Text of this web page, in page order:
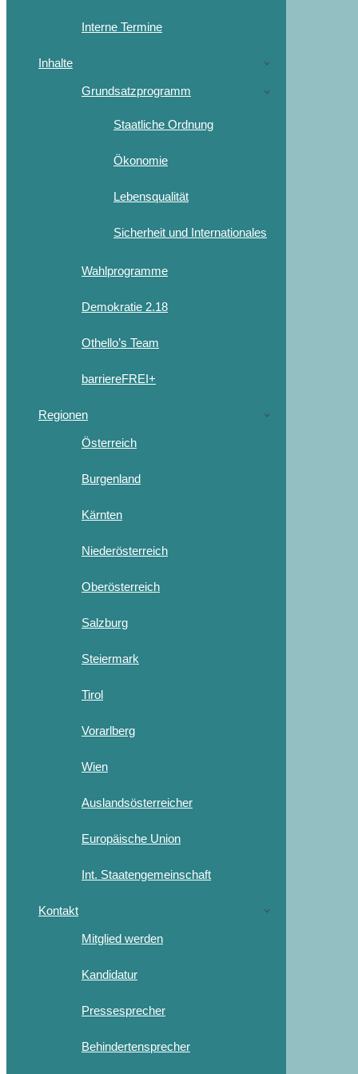
Interne Termine
Inhalte
Grundsatzprogramm
Staatliche Ordnung
Ökonomie
Lebensqualität
Sicherheit und Internationales
Wahlprogramme
Demokratie 2.18
Othello’s Team
barriereFREI+
Regionen
Österreich
Burgenland
Kärnten
Niederösterreich
Oberösterreich
Salzburg
Steiermark
Tirol
Vorarlberg
Wien
Auslandsösterreicher
Europäische Union
Int. Staatengemeinschaft
Kontakt
Mitglied werden
Kandidatur
Pressesprecher
Behindertensprecher